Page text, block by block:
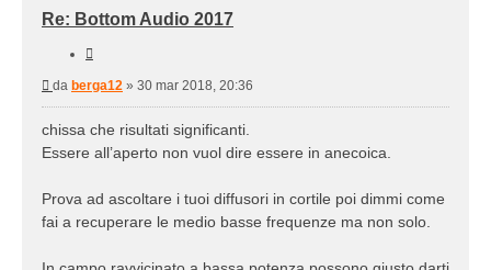
Re: Bottom Audio 2017
Messaggio
da berga12 » 30 mar 2018, 20:36
chissa che risultati significanti.
Essere all’aperto non vuol dire essere in anecoica.
Prova ad ascoltare i tuoi diffusori in cortile poi dimmi come
fai a recuperare le medio basse frequenze ma non solo.